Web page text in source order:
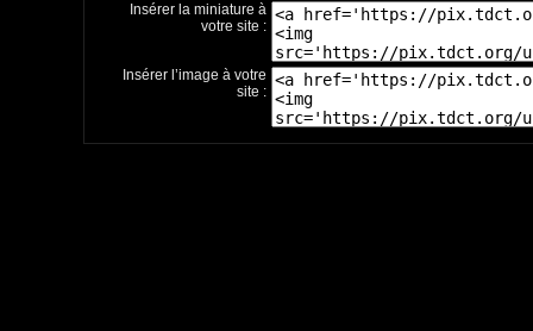
Insérer la miniature à
votre site :
Insérer l’image à votre
site :